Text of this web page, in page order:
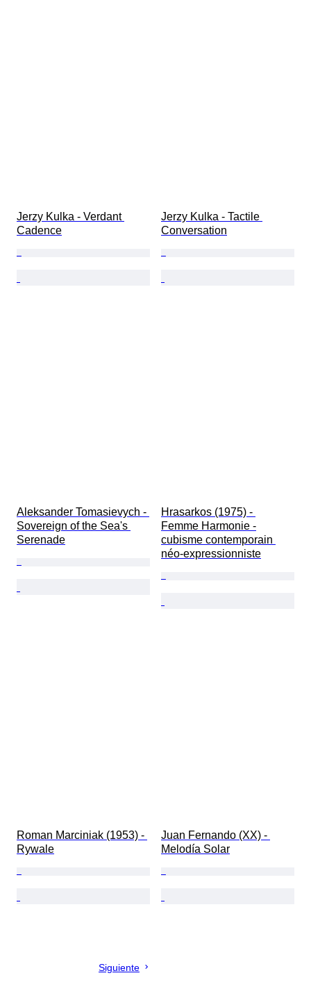
Jerzy Kulka - Verdant
Cadence
Jerzy Kulka - Tactile
Conversation
Aleksander Tomasievych -
Sovereign of the Sea's
Serenade
Hrasarkos (1975) -
Femme Harmonie -
cubisme contemporain
néo-expressionniste
Roman Marciniak (1953) -
Rywale
Juan Fernando (XX) -
Melodía Solar
Siguiente